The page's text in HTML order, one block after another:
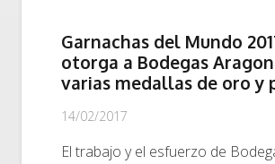
Garnachas del Mundo
otorga a Bodegas
varias medallas de oro y
14/02/2017
El trabajo y el esfuerzo de